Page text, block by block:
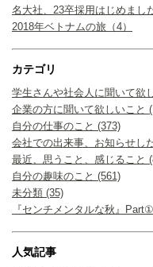
名大社、23卒採用はじめまし
2018年ベトナムの旅（4）
カテゴリ
学生さんや社会人に聞いて欲
企業の方に聞いて欲しいこと
自分の仕事のこと (373)
会社での出来事、お知らせし
最近、思うこと、感じること
自分の趣味のこと (561)
未分類 (35)
『センチメンタルな秋』
人気記事